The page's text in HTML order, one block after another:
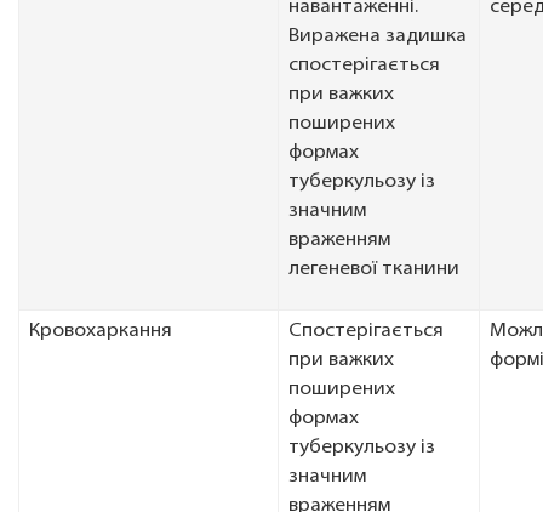
навантаженні.
Виражена задишка
спостерігається
при важких
поширених
формах
туберкульозу із
значним
враженням
легеневої тканини
Кровохаркання
Спостерігається
при важких
поширених
формах
туберкульозу із
значним
враженням
формі